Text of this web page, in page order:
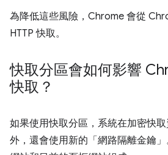
為降低這些風險，Chrome 會從
HTTP 快取。
快取分區會如何影響
快取？
如果使用快取分區，系統在加密快
外，還會使用新的「網路隔離金鑰